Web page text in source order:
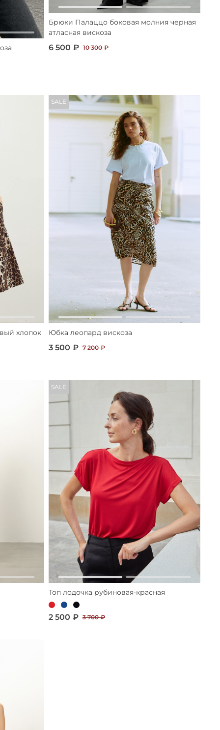
Брюки Палаццо боковая молния черная
атласная вискоза
6 500 ₽ 10 300 ₽
хлопок Юбка леопард вискоза
3 500 ₽ 7 200 ₽
SALE
Топ лодочка рубиновая-красная
2 500 ₽ 3 700 ₽
SALE